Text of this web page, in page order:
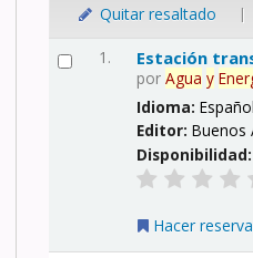
Quitar resaltado |
1. Estación
porAgua y
Idioma:Español
Editor:Buenos
Disponibilidad:
Hacer reserva